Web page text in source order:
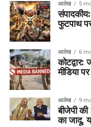
आलेख 5
फुटपाथ
आलेख 6
मीडिया
आलेख 9
बीजेपी
का जादू,